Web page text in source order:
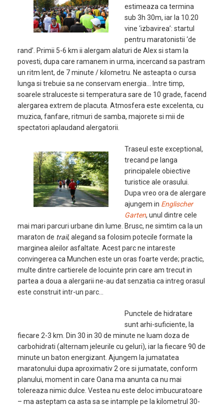
estimeaza ca termina
sub 3h 30m, iar la 10.20
vine ‘izbavirea’: startul
pentru maratonistii ‘de
rand’. Primii 5-6 km ii alergam alaturi de Alex si stam la
povesti, dupa care ramanem in urma, incercand sa pastram
un ritm lent, de 7 minute / kilometru. Ne asteapta o cursa
lunga si trebuie sa ne conservam energia… Intre timp,
soarele straluceste si temperatura sare de 10 grade, facend
alergarea extrem de placuta. Atmosfera este excelenta, cu
muzica, fanfare, ritmuri de samba, majorete si mii de
spectatori aplaudand alergatorii.
Traseul este exceptional,
trecand pe langa
principalele obiective
turistice ale orasului.
Dupa vreo ora de alergare
ajungem in Englischer
Garten, unul dintre cele
mai mari parcuri urbane din lume. Brusc, ne simtim ca la un
maraton de trail, alegand sa folosim potecile formate la
marginea aleilor asfaltate. Acest parc ne intareste
convingerea ca Munchen este un oras foarte verde; practic,
multe dintre cartierele de locuinte prin care am trecut in
partea a doua a alergarii ne-au dat senzatia ca intreg orasul
este construit intr-un parc…
Punctele de hidratare
sunt arhi-suficiente, la
fiecare 2-3 km. Din 30 in 30 de minute ne luam doza de
carbohidrati (alternam jeleurile cu geluri), iar la fiecare 90 de
minute un baton energizant. Ajungem la jumatatea
maratonului dupa aproximativ 2 ore si jumatate, conform
planului, moment in care Oana ma anunta ca nu mai
tolereaza nimic dulce. Vestea nu este deloc imbucuratoare
– ma asteptam ca asta sa se intample pe la kilometrul 30-